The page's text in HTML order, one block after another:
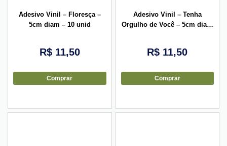
Adesivo Vinil – Floresça –
5cm diam – 10 unid
R$11,50
Comprar
Adesivo Vinil – Tenha
Orgulho de Você – 5cm diam
R$ 11,50
Comprar